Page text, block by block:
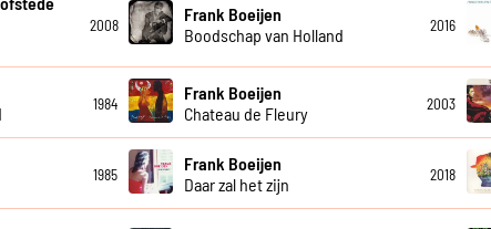
2008
Frank Boeijen
Boodschap van Holland
2016
1984
Frank Boeijen
Chateau de Fleury
2003
1985
Frank Boeijen
Daar zal het zijn
2018